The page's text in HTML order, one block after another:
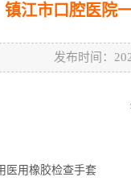
镇江市口腔医院
发布时间：
医用橡胶检查手套